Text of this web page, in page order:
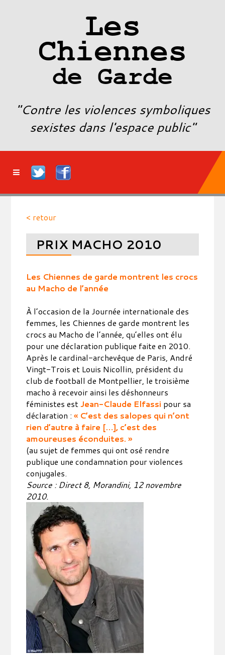
Les
Chiennes
de Garde
"Contre les violences symboliques
sexistes dans l'espace public"
< retour
PRIX MACHO 2010
Les Chiennes de garde montrent les crocs
au Macho de l’année
À l’occasion de la Journée internationale des
femmes, les Chiennes de garde montrent les
crocs au Macho de l’année, qu’elles ont élu
pour une déclaration publique faite en 2010.
Après le cardinal-archevêque de Paris, André
Vingt-Trois et Louis Nicollin, président du
club de football de Montpellier, le troisième
macho à recevoir ainsi les déshonneurs
féministes estJean-Claude Elfassi pour sa
déclaration :« C’est des salopes qui n’ont
rien d’autre à faire […], c’est des
amoureuses éconduites. »
(au sujet de femmes qui ont osé rendre
publique une condamnation pour violences
conjugales.
Source : Direct 8, Morandini, 12 novembre
2010.